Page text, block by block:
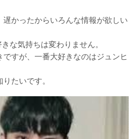
かったからいろんな情報が欲しい
な気持ちは変わりません。
すが、一番大好きなのはジュンヒ
たいです。